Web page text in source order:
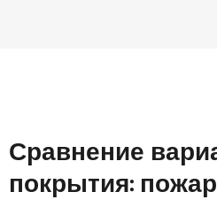
Сравнение
покрытия: пожар